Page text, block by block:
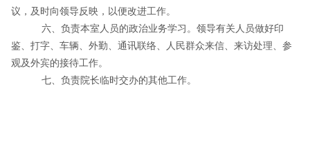
议，及时向领导反映，以便改进工作。
六、负责本室人员的政治业务学习。领导有关人员做好印
鉴、打字、车辆、外勤、通讯联络、人民群众来信、来访处理、参
观及外宾的接待工作。
七、负责院长临时交办的其他工作。